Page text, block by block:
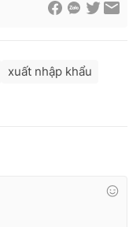
xuất nhập khẩu